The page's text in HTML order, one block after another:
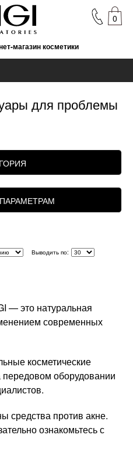
магазин косметики
0
для проблемы
Выводить по:
— это натуральная
современных
косметические
передовом оборудовании
средства против акне.
ознакомьтесь с